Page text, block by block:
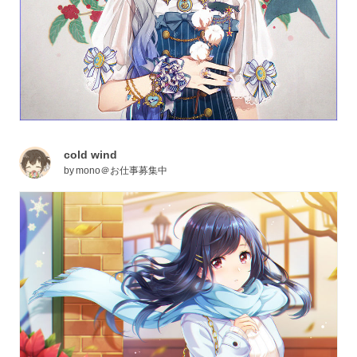
cold wind
bymono＠お仕事募集中